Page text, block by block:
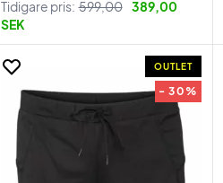
Tidigare pris: 599,00 389,00
SEK
OUTLET
- 30%